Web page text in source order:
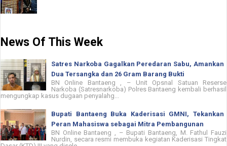
News Of This Week
Satres Narkoba Gagalkan Peredaran Sabu, Amankan
Dua Tersangka dan 26 Gram Barang Bukti
BN Online Bantaeng , – Unit Opsnal Satuan Reserse
Narkoba (Satresnarkoba) Polres Bantaeng kembali berhasil
mengungkap kasus dugaan penyalahg...
Bupati Bantaeng Buka Kaderisasi GMNI, Tekankan
Peran Mahasiswa sebagai Mitra Pembangunan
BN Online Bantaeng , – Bupati Bantaeng, M. Fathul Fauzi
Nurdin, secara resmi membuka kegiatan Kaderisasi Tingkat